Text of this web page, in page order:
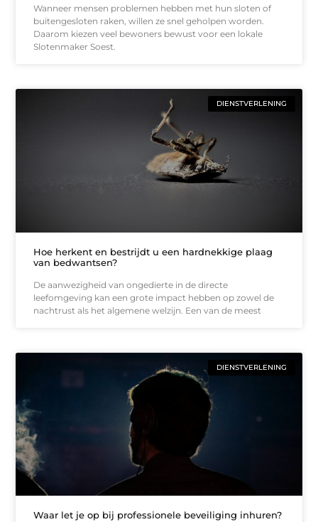
Wanneer mensen problemen hebben met hun sloten of
buitengesloten raken, willen ze snel geholpen worden.
Daarom kiezen veel bewoners bewust voor een lokale
Slotenmaker Soest.
DIENSTVERLENING
Hoe herkent en bestrijdt u een hardnekkige plaag
van bedwantsen?
De aanwezigheid van ongedierte in de directe
leefomgeving kan een grote impact hebben op zowel de
nachtrust als het algemene welzijn. Een van de meest
DIENSTVERLENING
Waar let je op bij professionele beveiliging inhuren?